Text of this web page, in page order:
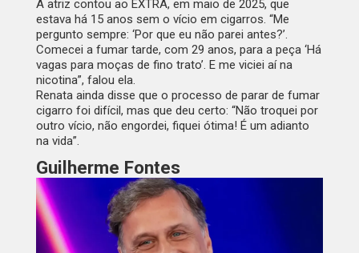
A atriz contou ao EXTRA, em maio de 2025, que
estava há 15 anos sem o vício em cigarros. “Me
pergunto sempre: ‘Por que eu não parei antes?’.
Comecei a fumar tarde, com 29 anos, para a peça ‘Há
vagas para moças de fino trato’. E me viciei aí na
nicotina”, falou ela.
Renata ainda disse que o processo de parar de fumar
cigarro foi difícil, mas que deu certo: “Não troquei por
outro vício, não engordei, fiquei ótima! É um adianto
na vida”.
Guilherme Fontes